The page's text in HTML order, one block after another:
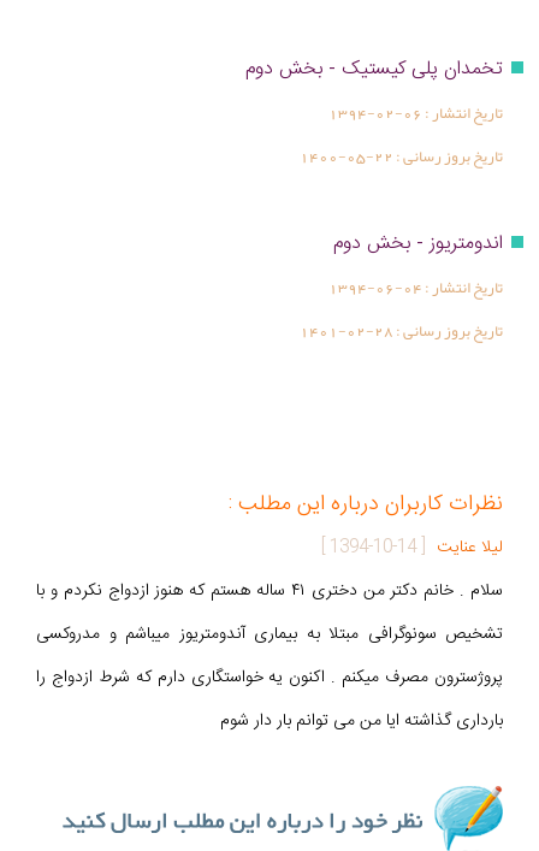
تخمدان پلی کیستیک - بخش دوم
تاریخ انتشار :1394-02-06
تاریخ بروز رسانی :1400-05-22
اندومتریوز - بخش دوم
تاریخ انتشار :1394-06-04
تاریخ بروز رسانی :1401-02-28
نظرات کاربران درباره این مطلب :
لیلا عنایت [
1394-10-14
]
سلام . خانم دکتر من دختری ۴۱ ساله هستم که هنوز ازدواج نکردم و با
تشخیص سونوگرافی مبتلا به بیماری آندومتریوز میباشم و مدروکسی
پروژسترون مصرف میکنم . اکنون یه خواستگاری دارم که شرط ازدواج را
بارداری گذاشته ایا من می توانم بار دار شوم